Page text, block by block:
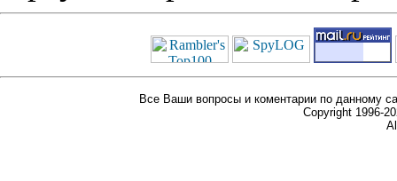
Все Ваши вопросы и коментарии по данному
Copyright 1996-